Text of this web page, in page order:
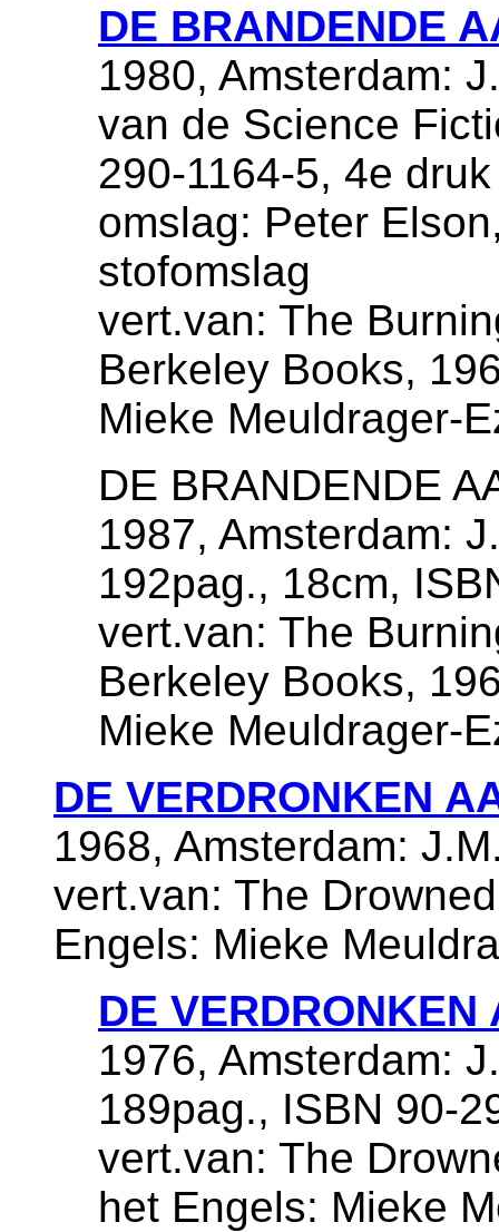
DE BRANDENDE
1980, Amsterdam:
van de Science
290-1164-5, 4e
omslag: Peter
stofomslag
vert.van: The
Berkeley Books,
Mieke Meuldrager-
DE BRANDENDE
1987, Amsterdam:
192pag., 18cm,
vert.van: The
Berkeley Books,
Mieke Meuldrager-
DE VERDRONKEN
1968, Amsterdam:
vert.van: The
Engels: Mieke
DE VERDRONKEN
1976, Amsterdam:
189pag., ISBN 90-
vert.van: The
het Engels: Mieke